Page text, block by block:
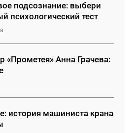
подсознание: выбери
психологический тест
«Прометея» Анна Грачева:
история машиниста крана